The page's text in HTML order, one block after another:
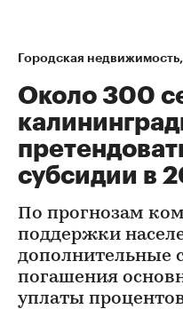
Городская недвижимость⁠,
Около 300
субсидии в
По прогнозам
поддержки
дополнительные
погашения
уплаты